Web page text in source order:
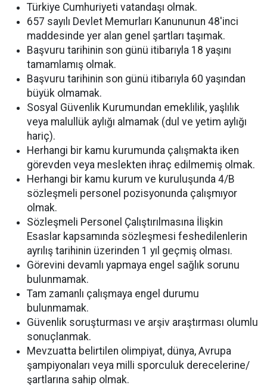
Türkiye Cumhuriyeti vatandaşı olmak.
657 sayılı Devlet Memurları Kanununun 48'inci
maddesinde yer alan genel şartları taşımak.
Başvuru tarihinin son günü itibarıyla 18 yaşını
tamamlamış olmak.
Başvuru tarihinin son günü itibarıyla 60 yaşından
büyük olmamak.
Sosyal Güvenlik Kurumundan emeklilik, yaşlılık
veya malullük aylığı almamak (dul ve yetim aylığı
hariç).
Herhangi bir kamu kurumunda çalışmakta iken
görevden veya meslekten ihraç edilmemiş olmak.
Herhangi bir kamu kurum ve kuruluşunda 4/B
sözleşmeli personel pozisyonunda çalışmıyor
olmak.
Sözleşmeli Personel Çalıştırılmasına İlişkin
Esaslar kapsamında sözleşmesi feshedilenlerin
ayrılış tarihinin üzerinden 1 yıl geçmiş olması.
Görevini devamlı yapmaya engel sağlık sorunu
bulunmamak.
Tam zamanlı çalışmaya engel durumu
bulunmamak.
Güvenlik soruşturması ve arşiv araştırması olumlu
sonuçlanmak.
Mevzuatta belirtilen olimpiyat, dünya, Avrupa
şampiyonaları veya milli sporculuk derecelerine/
şartlarına sahip olmak.